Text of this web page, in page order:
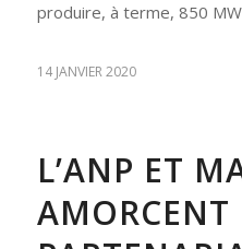
produire, à terme, 850
14 JANVIER 2020
L’ANP ET
AMORCENT